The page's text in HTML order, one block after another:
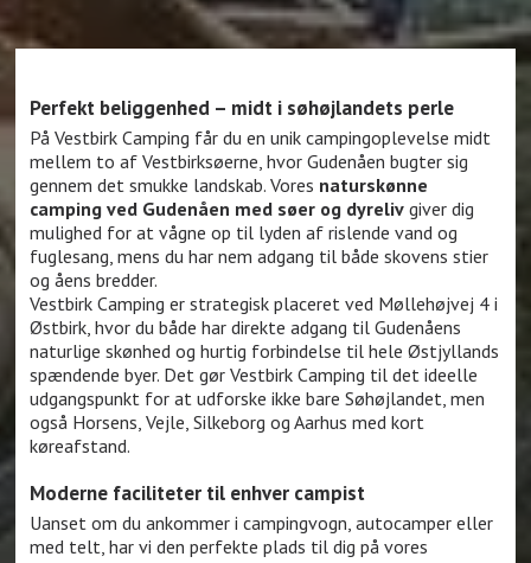
Perfekt beliggenhed – midt i søhøjlandets perle
På Vestbirk Camping får du en unik campingoplevelse midt
mellem to af Vestbirksøerne, hvor Gudenåen bugter sig
gennem det smukke landskab. Vores naturskønne
camping ved Gudenåen med søer og dyreliv giver dig
mulighed for at vågne op til lyden af rislende vand og
fuglesang, mens du har nem adgang til både skovens stier
og åens bredder.
Vestbirk Camping er strategisk placeret ved Møllehøjvej 4 i
Østbirk, hvor du både har direkte adgang til Gudenåens
naturlige skønhed og hurtig forbindelse til hele Østjyllands
spændende byer. Det gør Vestbirk Camping til det ideelle
udgangspunkt for at udforske ikke bare Søhøjlandet, men
også Horsens, Vejle, Silkeborg og Aarhus med kort
køreafstand.
Moderne faciliteter til enhver campist
Uanset om du ankommer i campingvogn, autocamper eller
med telt, har vi den perfekte plads til dig på vores